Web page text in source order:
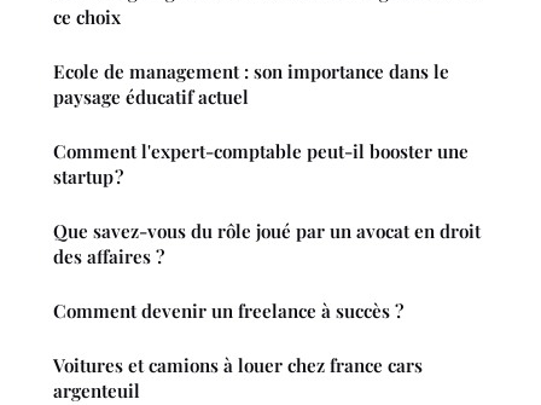
ce choix
Ecole de management : son importance dans le
paysage éducatif actuel
Comment l'expert-comptable peut-il booster une
startup ?
Que savez-vous du rôle joué par un avocat en droit
des affaires ?
Comment devenir un freelance à succès ?
Voitures et camions à louer chez france cars
argenteuil